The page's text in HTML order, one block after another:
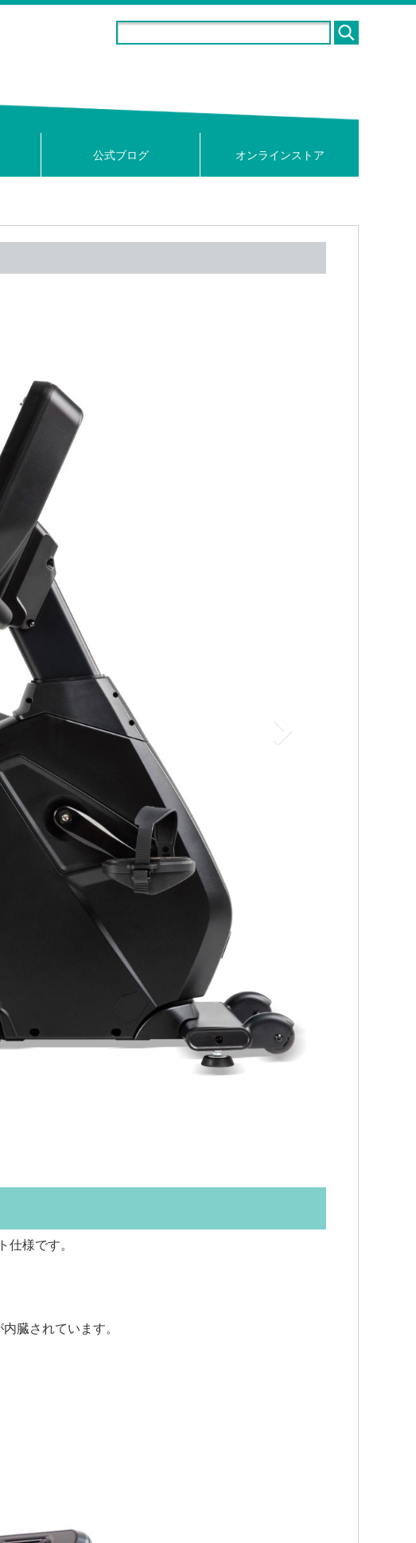
公式ブログ オンラインストア
仕様です。
臓されています。